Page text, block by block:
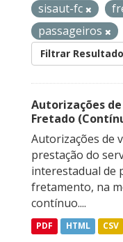
sisaut-fc
passageiros
Filtrar
Autorizações
Fretado
Autorizações de
prestação do
interestadual de
fretamento, na
contínuo....
PDF HTML CSV